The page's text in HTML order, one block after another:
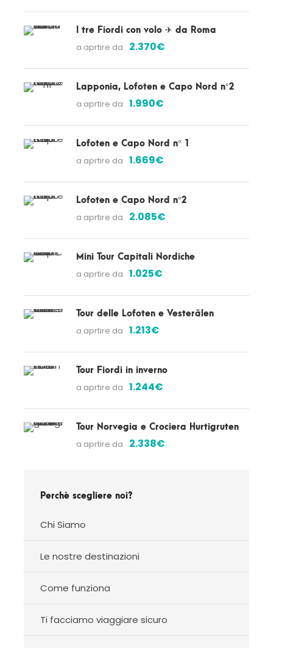
I tre Fiordi con volo ✈ da Roma
a aprtire da 2.370€
Lapponia, Lofoten e Capo Nord n°2
a aprtire da 1.990€
Lofoten e Capo Nord n° 1
a aprtire da 1.669€
Lofoten e Capo Nord n°2
a aprtire da 2.085€
Mini Tour Capitali Nordiche
a aprtire da 1.025€
Tour delle Lofoten e Vesterålen
a aprtire da 1.213€
Tour Fiordi in inverno
a aprtire da 1.244€
Tour Norvegia e Crociera Hurtigruten
a aprtire da 2.338€
Perchè scegliere noi?
Chi Siamo
Le nostre destinazioni
Come funziona
Ti facciamo viaggiare sicuro